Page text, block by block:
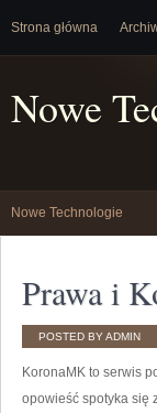
Strona główna
Nowe
Nowe Technologie
Prawa i
POSTED BY ADMIN
KoronaMK to serwis
opowieść spotyka się